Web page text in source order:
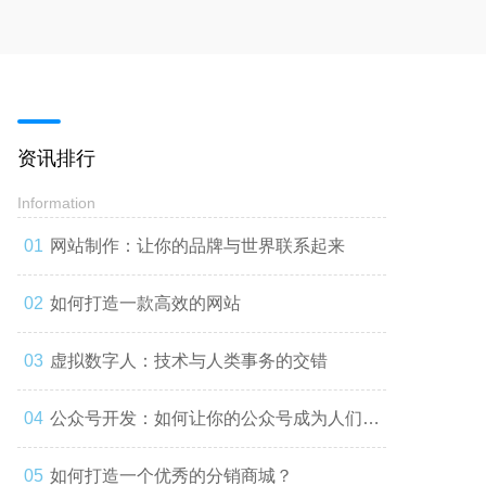
资讯排行
Information
网站制作：让你的品牌与世界联系起来
如何打造一款高效的网站
虚拟数字人：技术与人类事务的交错
公众号开发：如何让你的公众号成为人们心
中的第一选择
如何打造一个优秀的分销商城？